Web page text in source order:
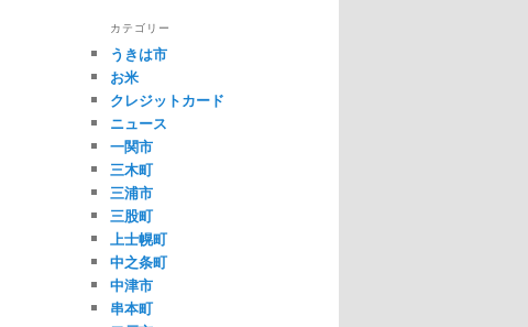
カテゴリー
うきは市
お米
クレジットカード
ニュース
一関市
三木町
三浦市
三股町
上士幌町
中之条町
中津市
串本町